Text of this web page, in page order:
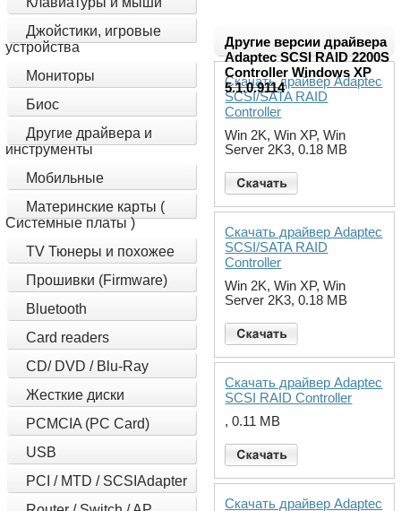
Джойстики, игровые
устройства
Мониторы
Биос
Другие драйвера и
инструменты
Мобильные
Материнские карты (
Системные платы )
TV Тюнеры и похожее
Прошивки (Firmware)
Bluetooth
Card readers
CD/ DVD / Blu-Ray
Жесткие диски
PCMCIA (PC Card)
USB
PCI / MTD / SCSIAdapter
Другие версии драйвера
Adaptec SCSI RAID 2200S
Controller Windows XP
5.1.0.9114
Скачать драйвер Adaptec
SCSI/SATA RAID
Controller
Win 2K, Win XP, Win
Server 2K3, 0.18 MB
Скачать драйвер Adaptec
SCSI/SATA RAID
Controller
Win 2K, Win XP, Win
Server 2K3, 0.18 MB
Скачать драйвер Adaptec
SCSI RAID Controller
, 0.11 MB
Скачать драйвер Adaptec